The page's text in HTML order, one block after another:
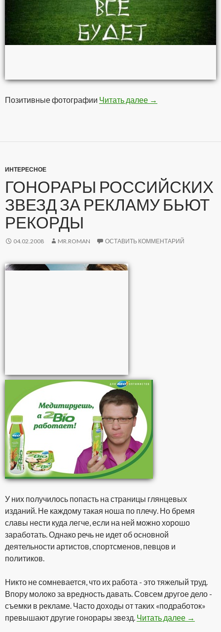
Позитивные фотографии Читать далее Позитивчег
→
ИНТЕРЕСНОЕ
ГОНОРАРЫ РОССИЙСКИХ
ЗВЕЗД ЗА РЕКЛАМУ БЬЮТ
РЕКОРДЫ
04.02.2008 MR.ROMAN ОСТАВИТЬ КОММЕНТАРИЙ
У них получилось попасть на страницы глянцевых
изданий. Не каждому такая ноша по плечу. Но бремя
славы нести куда легче, если на ней можно хорошо
заработать. Однако речь не идет об основной
деятельности артистов, спортсменов, певцов и
политиков.
Никто не сомневается, что их работа - это тяжелый труд.
Впору молоко за вредность давать. Совсем другое дело -
съемки в рекламе. Часто доходы от таких «подработок»
превышают другие гонорары звезд. Читать далее →